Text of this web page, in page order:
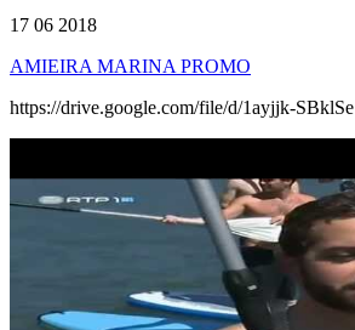
17 06 2018
AMIEIRA MARINA PROMO
https://drive.google.com/file/d/1ayjjk-SBklSe